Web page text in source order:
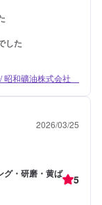
した
昭和礦油株式会社
2026/03/25
グ・研磨・黄ば
5